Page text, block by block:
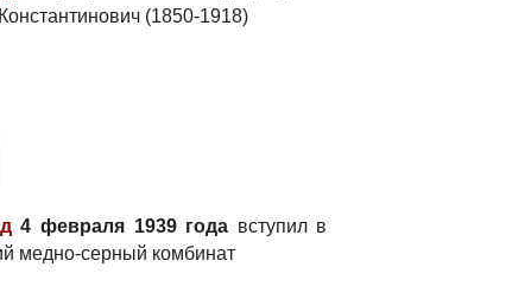
(1850-1918)
4 февраля 1939 года вступил в
медно-серный комбинат